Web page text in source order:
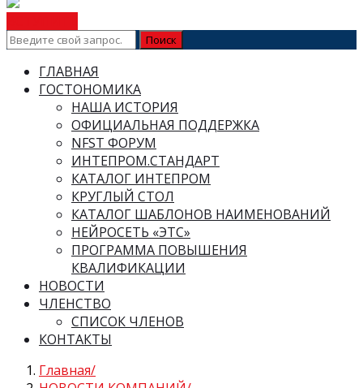
ГЛАВНАЯ
ГОСТОНОМИКА
НАША ИСТОРИЯ
ОФИЦИАЛЬНАЯ ПОДДЕРЖКА
NFST ФОРУМ
ИНТЕПРОМ.СТАНДАРТ
КАТАЛОГ ИНТЕПРОМ
КРУГЛЫЙ СТОЛ
КАТАЛОГ ШАБЛОНОВ НАИМЕНОВАНИЙ
НЕЙРОСЕТЬ «ЭТС»
ПРОГРАММА ПОВЫШЕНИЯ
КВАЛИФИКАЦИИ
НОВОСТИ
ЧЛЕНСТВО
СПИСОК ЧЛЕНОВ
КОНТАКТЫ
Главная